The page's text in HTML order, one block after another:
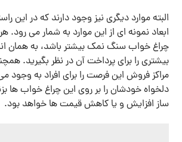
البته موارد دیگری نیز وجود دارند که در این
ابعاد نمونه ای از این موارد به شمار می رود.
چراغ خواب سنگ نمک بیشتر باشد، به همان
بیشتری را برای پرداخت آن در نظر بگیرید.
مراکز فروش این فرصت را برای افراد به وجود
دلخواه خودشان را بر روی این چراغ خواب ها
ساز افزایش و یا کاهش قیمت ها خواهد بود.